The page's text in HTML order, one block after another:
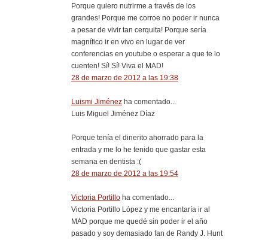
Porque quiero nutrirme a través de los
grandes! Porque me corroe no poder ir nunca
a pesar de vivir tan cerquita! Porque sería
magnífico ir en vivo en lugar de ver
conferencias en youtube o esperar a que te lo
cuenten! Sí! Sí! Viva el MAD!
28 de marzo de 2012 a las 19:38
Luismi Jiménez ha comentado...
Luis Miguel Jiménez Díaz
Porque tenía el dinerito ahorrado para la
entrada y me lo he tenido que gastar esta
semana en dentista :(
28 de marzo de 2012 a las 19:54
Victoria Portillo ha comentado...
Victoria Portillo López y me encantaría ir al
MAD porque me quedé sin poder ir el año
pasado y soy demasiado fan de Randy J. Hunt